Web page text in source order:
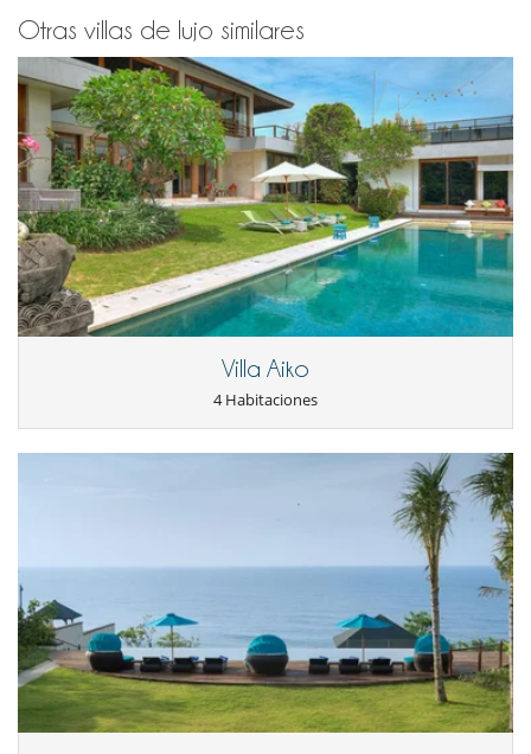
Ocios y actividades deportivas
Acceso a internet (wifi)
Billar
Generador
Libros
Mesa de masaje
Ping-Pong
Piscina privada
TV
Para su comodidad y agrado
Aire acondicionado
Bodega de vinos con temperatura controlada
Comedor
Otras villas de lujo similares
Villa Aiko
4 Habitaciones